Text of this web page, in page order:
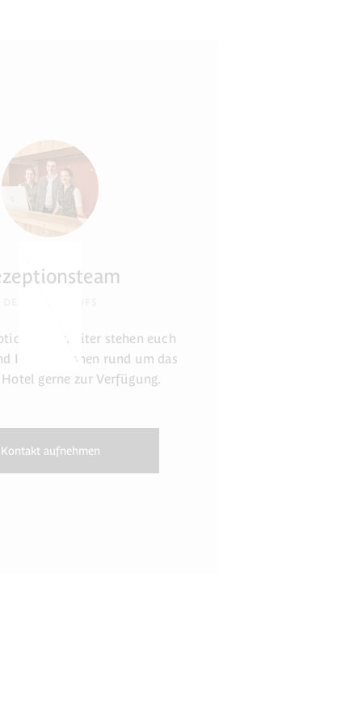
stehen euch
Informationen rund um das
gerne zur Verfügung.
Kontakt aufnehmen